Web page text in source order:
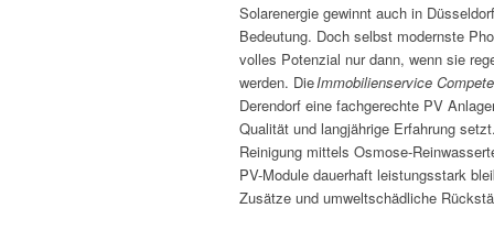
Solarenergie gewinnt auch in
Bedeutung. Doch selbst modernste
volles Potenzial nur dann, wenn sie
werden. DieImmobilienservice
Derendorf eine fachgerechte PV
Qualität und langjährige Erfahrung
Reinigung mittels Osmose-
PV-Module dauerhaft leistungsstark
Zusätze und umweltschädliche